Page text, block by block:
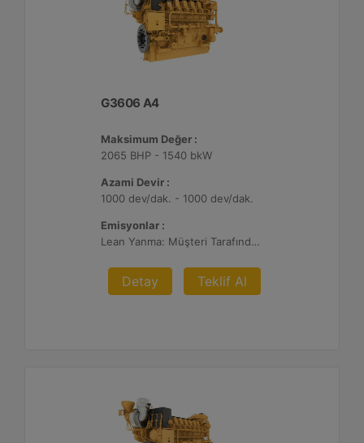
G3606 A4
Maksimum Değer :
2065 BHP - 1540 bkW
Azami Devir :
1000 dev/dak. - 1000 dev/dak.
Emisyonlar :
Lean Yanma: Müşteri Tarafından Sağlanan Atık Arıtma ile NSPS Saha Uyumluluğuna Sahiptir, 0,3 g ve 0,5 g/bhp-sa. NOx
Detay Teklif Al